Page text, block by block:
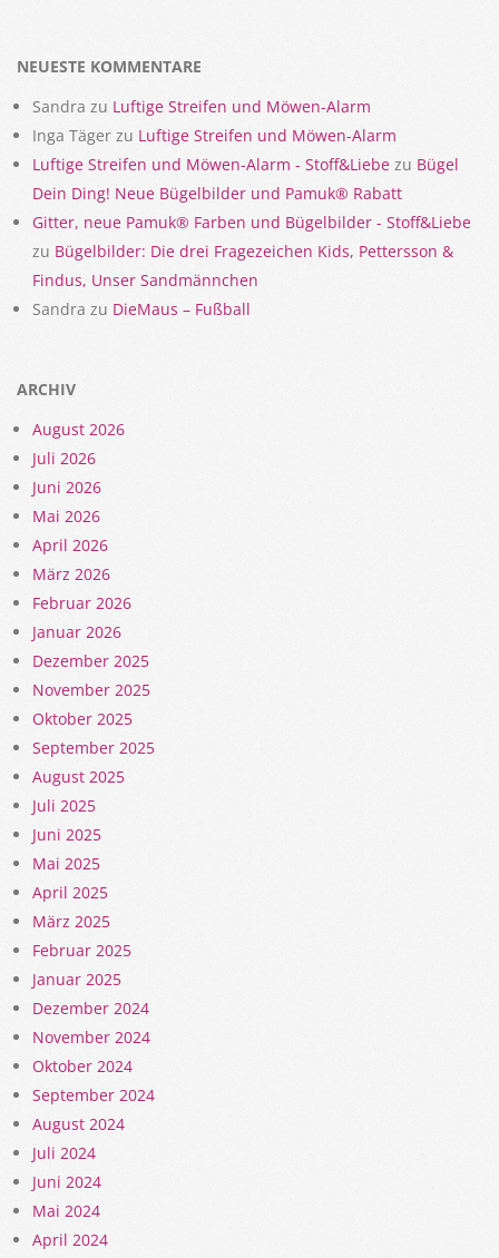
NEUESTE KOMMENTARE
Sandra zu Luftige Streifen und Möwen-Alarm
Inga Täger zu Luftige Streifen und Möwen-Alarm
Luftige Streifen und Möwen-Alarm - Stoff&Liebe zu Bügel
Dein Ding! Neue Bügelbilder und Pamuk® Rabatt
Gitter, neue Pamuk® Farben und Bügelbilder - Stoff&Liebe
zu Bügelbilder: Die drei Fragezeichen Kids, Pettersson &
Findus, Unser Sandmännchen
Sandra zu DieMaus – Fußball
ARCHIV
August 2026
Juli 2026
Juni 2026
Mai 2026
April 2026
März 2026
Februar 2026
Januar 2026
Dezember 2025
November 2025
Oktober 2025
September 2025
August 2025
Juli 2025
Juni 2025
Mai 2025
April 2025
März 2025
Februar 2025
Januar 2025
Dezember 2024
November 2024
Oktober 2024
September 2024
August 2024
Juli 2024
Juni 2024
Mai 2024
April 2024